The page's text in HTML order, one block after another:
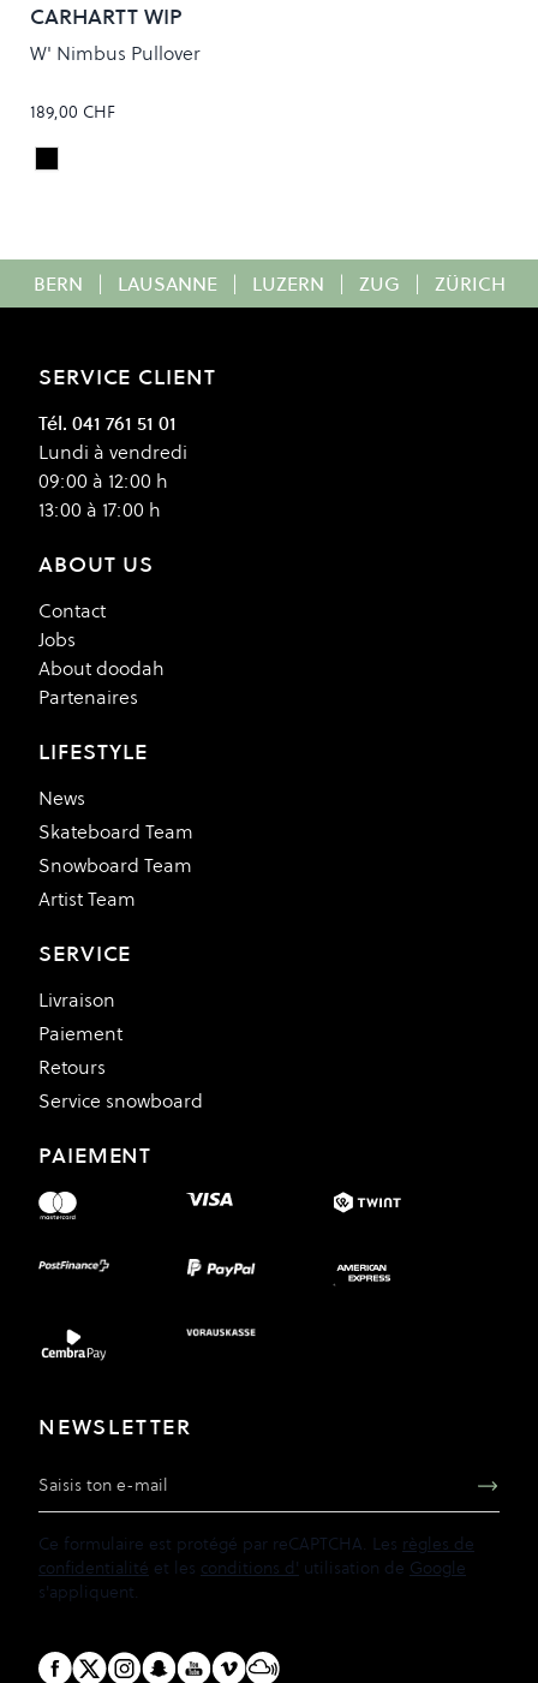
CARHARTT WIP
W' Nimbus Pullover
189,00 CHF
Colour
Black
BERN | LAUSANNE | LUZERN | ZUG | ZÜRICH
SERVICE CLIENT
Tél. 041 761 51 01
Lundi à vendredi
09:00 à 12:00 h
13:00 à 17:00 h
ABOUT US
Contact
Jobs
About doodah
Partenaires
LIFESTYLE
News
Skateboard Team
Snowboard Team
Artist Team
SERVICE
Livraison
Paiement
Retours
Service snowboard
PAIEMENT
NEWSLETTER
Adresse e-mail
Ce formulaire est protégé par reCAPTCHA. Les règles de
confidentialité et les conditions d' utilisation de Google
s'appliquent.